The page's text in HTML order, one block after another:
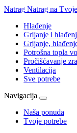
Natrag Natrag na
Hlađenje
Grijanje i
Grijanje,
Potrošna topla
Pročišćavanje
Ventilacija
Sve potrebe
Navigacija
Naša ponuda
Tvoje potrebe